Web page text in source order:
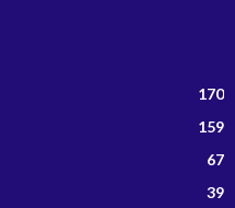
170
159
67
39